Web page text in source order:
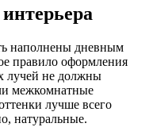
наполнены дневным
правило оформления
лучей не должны
межкомнатные
лучше всего
натуральные.